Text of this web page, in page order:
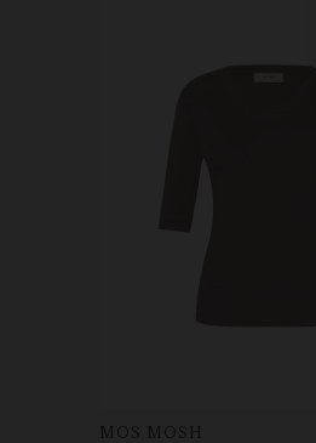
MOS MOSH